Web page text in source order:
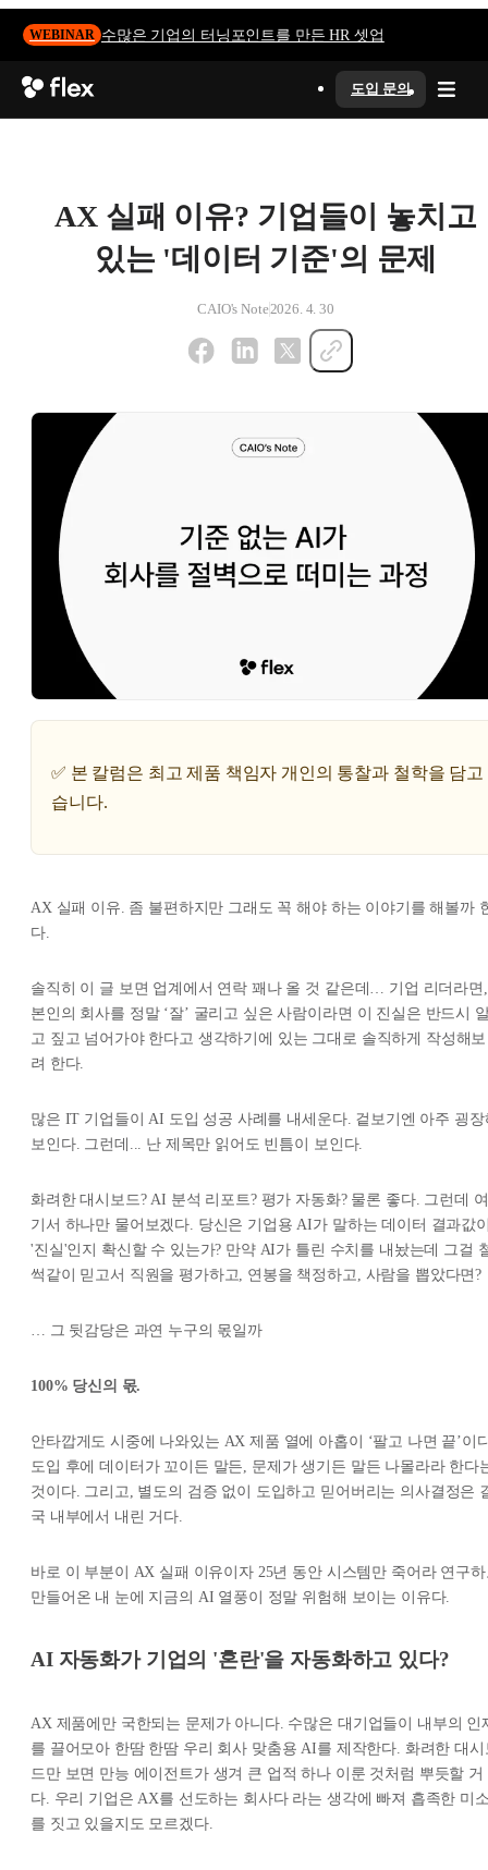
WEBINAR 수많은 기업의 터닝포인트를 만든 HR 셋업
도입 문의
AX 실패 이유? 기업들이 놓치고
있는 '데이터 기준'의 문제
CAIO's Note 2026. 4. 30
✅ 본 칼럼은 최고 제품 책임자 개인의 통찰과 철학을 담고
습니다.
AX 실패 이유. 좀 불편하지만 그래도 꼭 해야 하는 이야기를 해볼까
다.
솔직히 이 글 보면 업계에서 연락 꽤나 올 것 같은데… 기업 리더라면,
본인의 회사를 정말 ‘잘’ 굴리고 싶은 사람이라면 이 진실은 반드시
고 짚고 넘어가야 한다고 생각하기에 있는 그대로 솔직하게 작성해보
려 한다.
많은 IT 기업들이 AI 도입 성공 사례를 내세운다. 겉보기엔 아주 굉장
보인다. 그런데... 난 제목만 읽어도 빈틈이 보인다.
화려한 대시보드? AI 분석 리포트? 평가 자동화? 물론 좋다. 그런데 여
기서 하나만 물어보겠다. 당신은 기업용 AI가 말하는 데이터 결과값
'진실'인지 확신할 수 있는가? 만약 AI가 틀린 수치를 내놨는데 그걸
썩같이 믿고서 직원을 평가하고, 연봉을 책정하고, 사람을 뽑았다면?
… 그 뒷감당은 과연 누구의 몫일까
100% 당신의 몫.
안타깝게도 시중에 나와있는 AX 제품 열에 아홉이 ‘팔고 나면 끝’이
도입 후에 데이터가 꼬이든 말든, 문제가 생기든 말든 나몰라라 한다
것이다. 그리고, 별도의 검증 없이 도입하고 믿어버리는 의사결정은
국 내부에서 내린 거다.
바로 이 부분이 AX 실패 이유이자 25년 동안 시스템만 죽어라 연구
만들어온 내 눈에 지금의 AI 열풍이 정말 위험해 보이는 이유다.
AI 자동화가 기업의 '혼란'을 자동화하고 있다?
AX 제품에만 국한되는 문제가 아니다. 수많은 대기업들이 내부의 인
를 끌어모아 한땀 한땀 우리 회사 맞춤용 AI를 제작한다. 화려한 대시
드만 보면 만능 에이전트가 생겨 큰 업적 하나 이룬 것처럼 뿌듯할 거
다. 우리 기업은 AX를 선도하는 회사다라는 생각에 빠져 흡족한 미
를 짓고 있을지도 모르겠다.